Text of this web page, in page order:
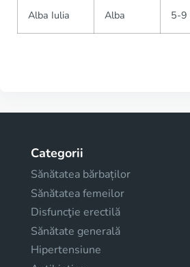
Alba Iulia Alba 5-9
Categorii
Sănătatea bărbaților
Sănătatea femeilor
Disfuncţie erectilă
Sănătate generală
Hipertensiune